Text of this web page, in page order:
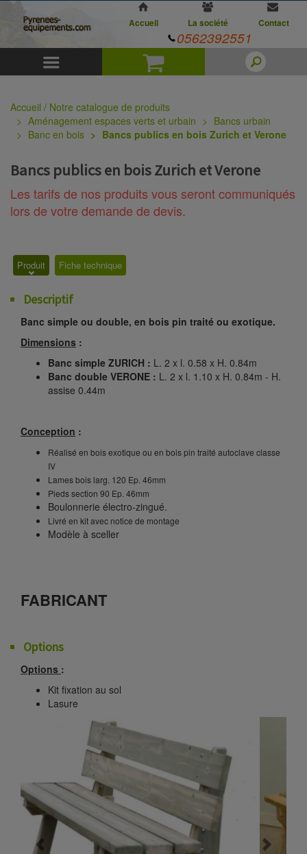
Panier
Accueil La société Contact
0562392551
Accueil / Notre catalogue de produits
Aménagement espaces verts et urbain
Bancs urbain
Banc en bois
Bancs publics en bois Zurich et Verone
Bancs publics en bois Zurich et Verone
Les tarifs de nos produits vous seront communiqués
lors de votre demande de devis.
Produit Fiche technique
Descriptif
Banc simple ou double, en bois pin traité ou exotique.
Dimensions :
Banc simple ZURICH : L. 2 x l. 0.58 x H. 0.84m
Banc double VERONE : L. 2 x l. 1.10 x H. 0.84m - H.
assise 0.44m
Conception :
Réalisé en bois exotique ou en bois pin traité autoclave classe
IV
Lames bois larg. 120 Ep. 46mm
Pieds section 90 Ep. 46mm
Boulonnerie électro-zingué.
Livré en kit avec notice de montage
Modèle à sceller
FABRICANT
Options
Options :
Kit fixation au sol
Lasure
Previous